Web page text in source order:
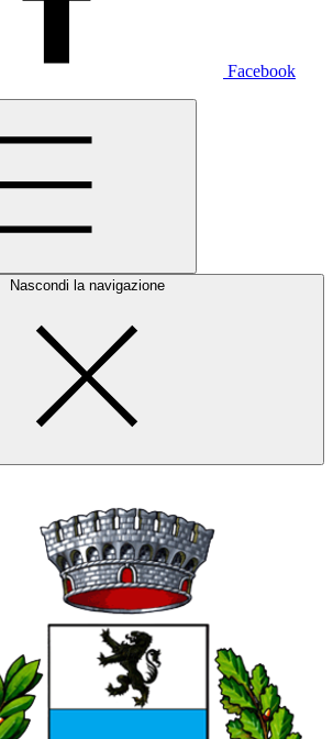
Facebook
Nascondi la navigazione